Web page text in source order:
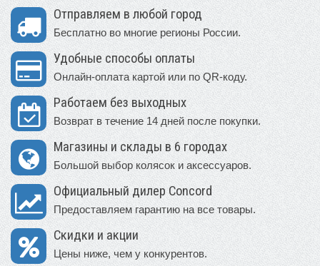
Отправляем в любой город
Бесплатно во многие регионы России.
Удобные способы оплаты
Онлайн-оплата картой или по QR-коду.
Работаем без выходных
Возврат в течение 14 дней после покупки.
Магазины и склады в 6 городах
Большой выбор колясок и аксессуаров.
Официальный дилер Concord
Предоставляем гарантию на все товары.
Скидки и акции
Цены ниже, чем у конкурентов.